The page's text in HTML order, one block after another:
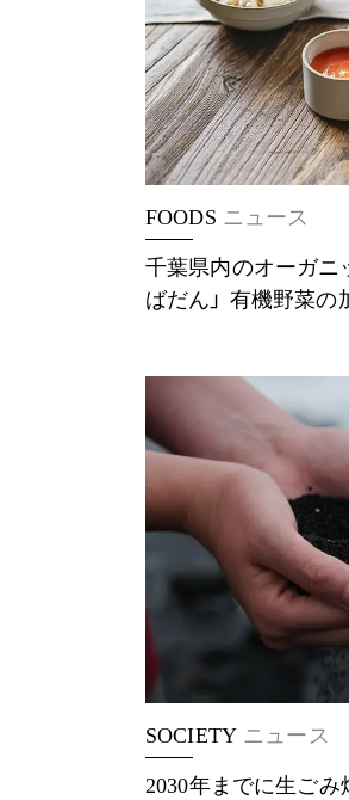
FOODS ニュース
千葉県内のオーガ
ばだん」 有機野菜の
SOCIETY ニュース
2030年までに生ご